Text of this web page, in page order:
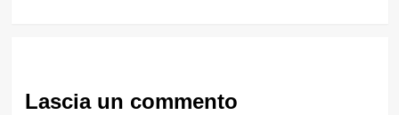
Lascia un commento